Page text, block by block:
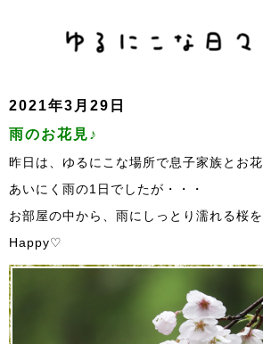
2021年3月29日
雨のお花見♪
昨日は、ゆるにこな場所で息子家族とお花
あいにく雨の1日でしたが・・・
お部屋の中から、雨にしっとり濡れる桜
Happy♡